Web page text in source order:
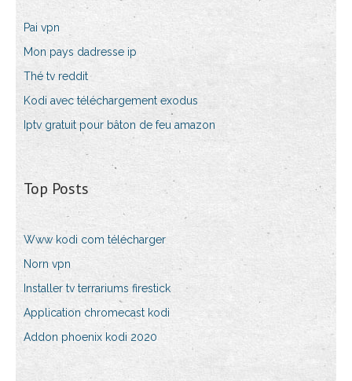
Pai vpn
Mon pays dadresse ip
Thé tv reddit
Kodi avec téléchargement exodus
Iptv gratuit pour bâton de feu amazon
Top Posts
Www kodi com télécharger
Norn vpn
Installer tv terrariums firestick
Application chromecast kodi
Addon phoenix kodi 2020